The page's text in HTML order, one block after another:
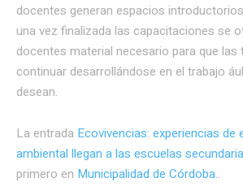
docentes generan espacios
una vez finalizada las capacitaciones se
docentes material necesario para que las
continuar desarrollándose en el trabajo
desean.
La entrada Ecovivencias: experiencias de
ambiental llegan a las escuelas
primero en Municipalidad de Córdoba..